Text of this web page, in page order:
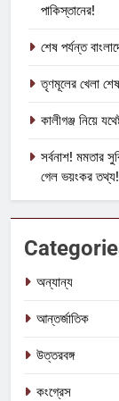
পাকিস্তানের!
শেষ পর্যন্ত
তৃণমূলের খেলা
কালীগঞ্জ নিয়ে
সর্বনাশ! মমতার
গেল ভয়ংকর তথ্য!
অন্যান্য
আন্তর্জাতিক
উত্তরবঙ্গ
কংগ্রেস